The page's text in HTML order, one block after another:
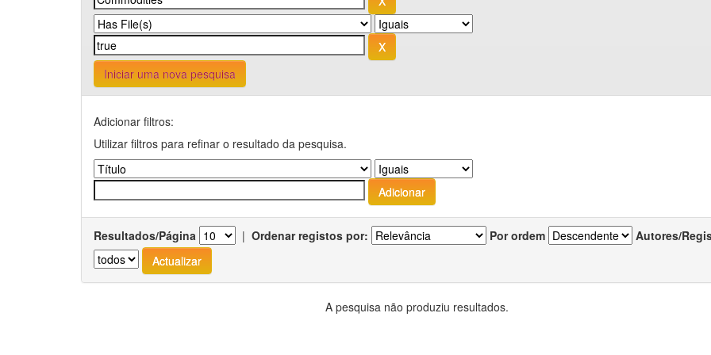
Iniciar uma nova pesquisa
Adicionar filtros:
Utilizar filtros para refinar o resultado da pesquisa.
Resultados/Página | Ordenar registos por: Por ordem Autores/
A pesquisa não produziu resultados.